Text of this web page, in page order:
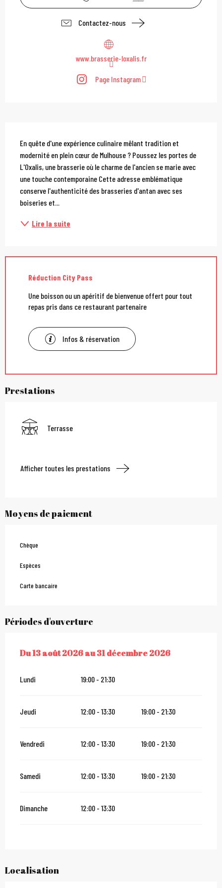
Contactez-nous
www.brasserie-loxalis.fr
Page Instagram
Description
En quête d'une expérience culinaire mêlant tradition et
modernité en plein cœur de Mulhouse ? Poussez les portes de
L'Oxalis, une brasserie où le charme de l'ancien se marie avec
une touche contemporaine Cette adresse emblématique
conserve l'authenticité des brasseries d'antan avec ses
boiseries et...
Lire la suite
Réduction City Pass
Une boisson ou un apéritif de bienvenue offert pour tout
repas pris dans ce restaurant partenaire
Infos & réservation
Prestations
Terrasse
Afficher toutes les prestations
Moyens de paiement
Chèque
Espèces
Carte bancaire
Périodes d'ouverture
DU13 AOÛT 2026AU31 DÉCEMBRE 2026
Du13 août 2026au31 décembre 2026
Lundi 19:00 - 21:30
Jeudi 12:00 - 13:30 19:00 - 21:30
Vendredi 12:00 - 13:30 19:00 - 21:30
Samedi 12:00 - 13:30 19:00 - 21:30
Dimanche 12:00 - 13:30
Localisation